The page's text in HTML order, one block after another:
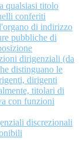
qualsiasi titolo
conferiti
di indirizzo
pubbliche di
dirigenziali (da
distinguano le
dirigenti
titolari di
con funzioni
discrezionali